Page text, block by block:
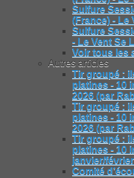
Sulfure
(France) - Le
Sulfure
- Le Vent Se
Voir tous les
Autres articles
Tir groupé :
platines - 10
2026 (par
Tir groupé :
platines - 10
2026 (par
Tir groupé :
platines - 10
janvier/
Comité